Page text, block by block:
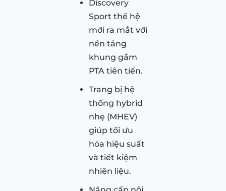
Discovery
Sport thế hệ
mới ra mắt với
nền tảng
khung gầm
PTA tiên tiến.
Trang bị hệ
thống hybrid
nhẹ (MHEV)
giúp tối ưu
hóa hiệu suất
và tiết kiệm
nhiên liệu.